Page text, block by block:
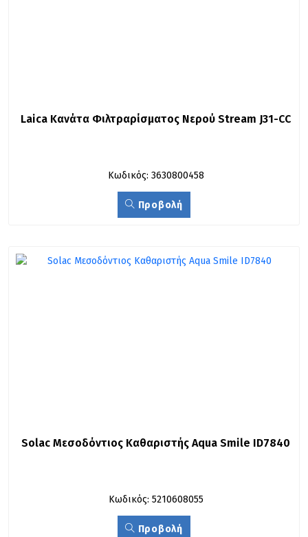
Laica Κανάτα Φιλτραρίσματος Νερού Stream J31-CC
Κωδικός: 3630800458
Προβολή
Solac Μεσοδόντιος Καθαριστής Aqua Smile ID7840
Κωδικός: 5210608055
Προβολή